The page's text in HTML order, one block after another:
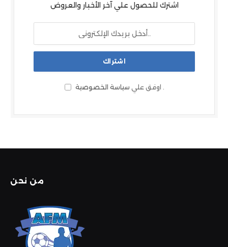
اشترك للحصول علي آخر الأخبار والعروض
اوفق علي سياسة الخصوصية .
من نحن